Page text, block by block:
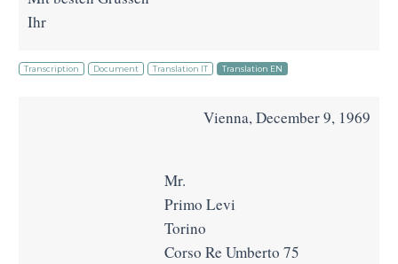
Ihr
Transcription Document Translation IT Translation EN
Vienna, December 9, 1969
Mr.
Primo Levi
Torino
Corso Re Umberto 75